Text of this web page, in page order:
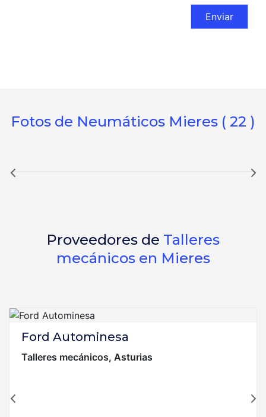
Fotos de Neumáticos Mieres ( 22 )
Proveedores de Talleres
mecánicos en Mieres
Ford Autominesa
Talleres mecánicos, Asturias